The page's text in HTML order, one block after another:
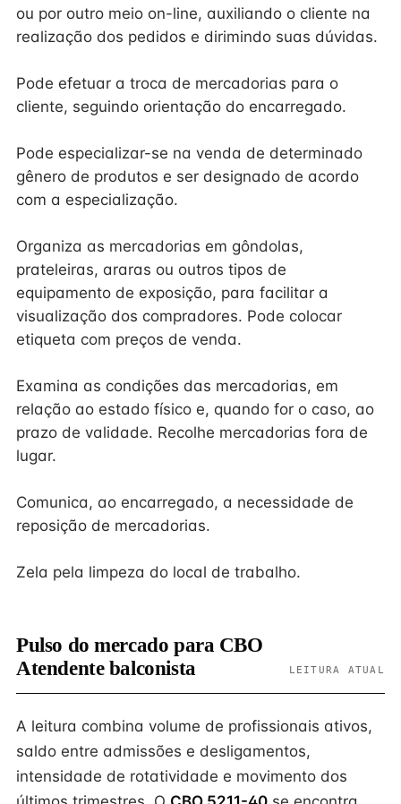
ou por outro meio on-line, auxiliando o cliente na
realização dos pedidos e dirimindo suas dúvidas.
Pode efetuar a troca de mercadorias para o
cliente, seguindo orientação do encarregado.
Pode especializar-se na venda de determinado
gênero de produtos e ser designado de acordo
com a especialização.
Organiza as mercadorias em gôndolas,
prateleiras, araras ou outros tipos de
equipamento de exposição, para facilitar a
visualização dos compradores. Pode colocar
etiqueta com preços de venda.
Examina as condições das mercadorias, em
relação ao estado físico e, quando for o caso, ao
prazo de validade. Recolhe mercadorias fora de
lugar.
Comunica, ao encarregado, a necessidade de
reposição de mercadorias.
Zela pela limpeza do local de trabalho.
Pulso do mercado para CBO
Atendente balconista
LEITURA ATUAL
A leitura combina volume de profissionais ativos,
saldo entre admissões e desligamentos,
intensidade de rotatividade e movimento dos